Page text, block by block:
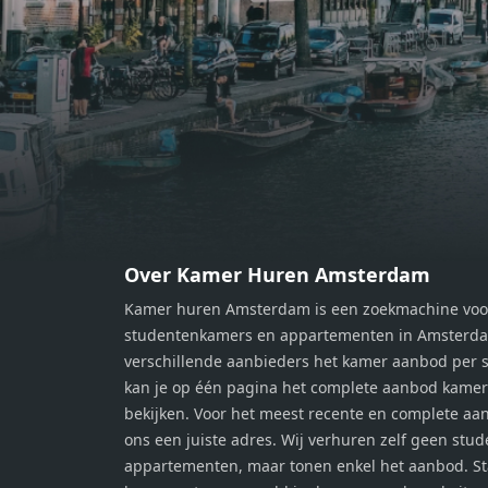
moment van rust. De woning
beschikt over twee comfortabele
slaapkamers van respectievelijk 12,1
m² en 8 m². Beide kamers bieden tal
van mogelijkheden, zoals een fijne
werkplek, een logeerkamer of een
persoonlijke slaapkamer. De
gemak en privacy. Gelegen in een
Zaandam, bevindt de woning zich
op een perfecte locatie. Winkels,
openbaar vervoer en uitvalswegen
naar Amsterdam zijn allemaal
binnen handbereik. Bovendien
geniet je hier van de unieke
combinatie van stedelijke
m²
van
op
naar
Over Kamer Huren Amsterdam
Kamer huren Amsterdam is een zoekmachine
studentenkamers en appartementen in
verschillende aanbieders het kamer aanbod per
kan je op één pagina het complete aanbod
bekijken. Voor het meest recente en complete
ons een juiste adres. Wij verhuren zelf geen
appartementen, maar tonen enkel het aanbod.